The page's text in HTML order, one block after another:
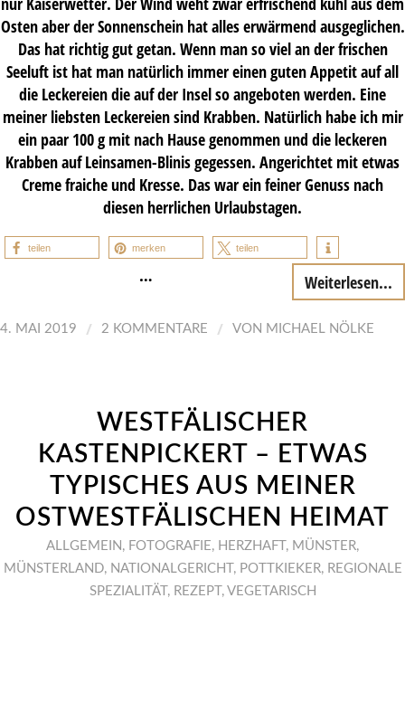
Osten aber der Sonnenschein hat alles erwärmend ausgeglichen.
Das hat richtig gut getan. Wenn man so viel an der frischen
Seeluft ist hat man natürlich immer einen guten Appetit auf all
die Leckereien die auf der Insel so angeboten werden. Eine
meiner liebsten Leckereien sind Krabben. Natürlich habe ich mir
ein paar 100 g mit nach Hause genommen und die leckeren
Krabben auf Leinsamen-Blinis gegessen. Angerichtet mit etwas
Creme fraiche und Kresse. Das war ein feiner Genuss nach
diesen herrlichen Urlaubstagen.
teilen merken teilen
… Weiterlesen...
4. MAI 2019 / 2 KOMMENTARE / VON MICHAEL NÖLKE
WESTFÄLISCHER
KASTENPICKERT – ETWAS
TYPISCHES AUS MEINER
OSTWESTFÄLISCHEN HEIMAT
ALLGEMEIN , FOTOGRAFIE, HERZHAFT , MÜNSTER,
MÜNSTERLAND, NATIONALGERICHT , POTTKIEKER, REGIONALE
SPEZIALITÄT , REZEPT , VEGETARISCH